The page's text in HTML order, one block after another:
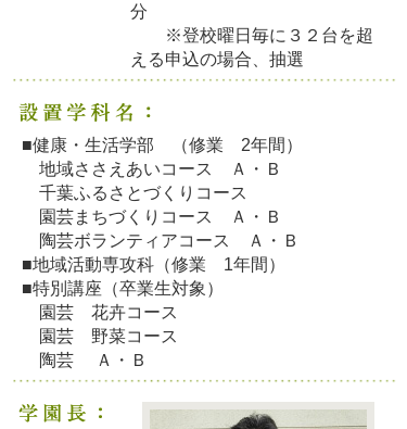
分
※登校曜日毎に３２台を超
える申込の場合、抽選
■健康・生活学部 （修業 2年間）
地域ささえあいコース Ａ・Ｂ
千葉ふるさとづくりコース
園芸まちづくりコース Ａ・Ｂ
陶芸ボランティアコース Ａ・Ｂ
■地域活動専攻科（修業 1年間）
■特別講座（卒業生対象）
園芸 花卉コース
園芸 野菜コース
陶芸 Ａ・Ｂ